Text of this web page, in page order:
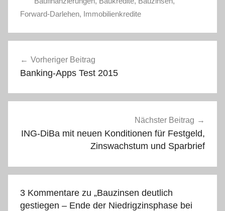
Forward-Darlehen, Immobilienkredite
Vorheriger Beitrag
Banking-Apps Test 2015
Nächster Beitrag
ING-DiBa mit neuen Konditionen für Festgeld,
Zinswachstum und Sparbrief
3 Kommentare zu „Bauzinsen deutlich
gestiegen – Ende der Niedrigzinsphase bei